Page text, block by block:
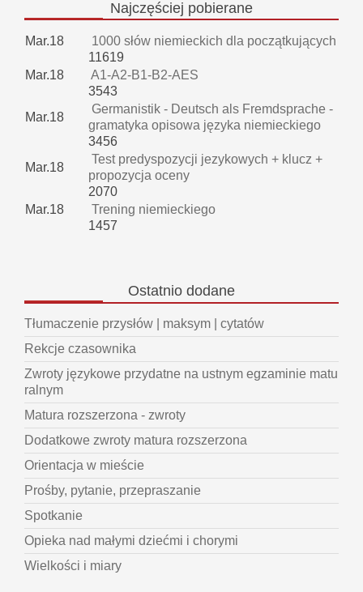
Najczęściej pobierane
Mar.18
1000 słów niemieckich dla początkujących
11619
Mar.18
A1-A2-B1-B2-AES
3543
Mar.18
Germanistik - Deutsch als Fremdsprache -
gramatyka opisowa języka niemieckiego
3456
Mar.18
Test predyspozycji jezykowych + klucz +
propozycja oceny
2070
Mar.18
Trening niemieckiego
1457
Ostatnio dodane
Tłumaczenie przysłów | maksym | cytatów
Rekcje czasownika
Zwroty językowe przydatne na ustnym egzaminie matu
ralnym
Matura rozszerzona - zwroty
Dodatkowe zwroty matura rozszerzona
Orientacja w mieście
Prośby, pytanie, przepraszanie
Spotkanie
Opieka nad małymi dziećmi i chorymi
Wielkości i miary